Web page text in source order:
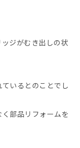
ジがむき出しの状
いるとのことでし
部品リフォームを